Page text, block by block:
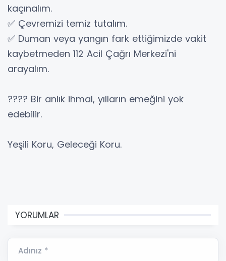
kaçınalım.
✅ Çevremizi temiz tutalım.
✅ Duman veya yangın fark ettiğimizde vakit
kaybetmeden 112 Acil Çağrı Merkezi'ni
arayalım.
???? Bir anlık ihmal, yılların emeğini yok
edebilir.
Yeşili Koru, Geleceği Koru.
YORUMLAR
Adınız *